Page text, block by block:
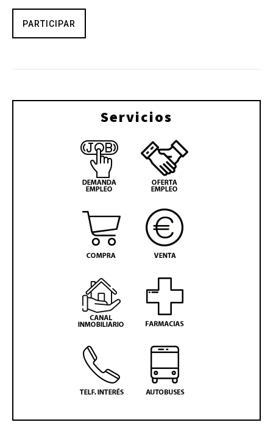
PARTICIPAR
Servicios